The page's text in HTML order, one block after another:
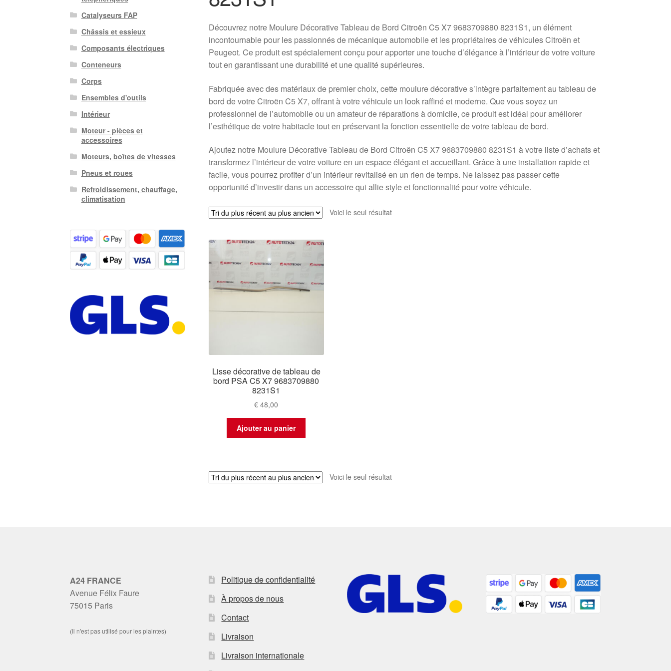
Découvrez notre Moulure Décorative Tableau de Bord Citroën C5 X7 9683709880 8231S1, un élément
incontournable pour les passionnés de mécanique automobile et les propriétaires de véhicules Citroën et
Peugeot. Ce produit est spécialement conçu pour apporter une touche d’élégance à l’intérieur de votre voiture
tout en garantissant une durabilité et une qualité supérieures.
Fabriquée avec des matériaux de premier choix, cette moulure décorative s’intègre parfaitement au tableau de
bord de votre Citroën C5 X7, offrant à votre véhicule un look raffiné et moderne. Que vous soyez un
professionnel de l’automobile ou un amateur de réparations à domicile, ce produit est idéal pour améliorer
l’esthétique de votre habitacle tout en préservant la fonction essentielle de votre tableau de bord.
Ajoutez notre Moulure Décorative Tableau de Bord Citroën C5 X7 9683709880 8231S1 à votre liste d’achats et
transformez l’intérieur de votre voiture en un espace élégant et accueillant. Grâce à une installation rapide et
facile, vous pourrez profiter d’un intérieur revitalisé en un rien de temps. Ne laissez pas passer cette
opportunité d’investir dans un accessoire qui allie style et fonctionnalité pour votre véhicule.
Voici le seul résultat
Lisse décorative de tableau de
bord PSA C5 X7 9683709880
8231S1
€ 48,00
Ajouter au panier
Voici le seul résultat
Catalyseurs FAP
Châssis et essieux
Composants électriques
Conteneurs
Corps
Ensembles d'outils
Intérieur
Moteur - pièces et
accessoires
Moteurs, boîtes de vitesses
Pneus et roues
Refroidissement, chauffage,
climatisation
A24 FRANCE
Avenue Félix Faure
75015 Paris
(Il n'est pas utilisé pour les plaintes)
Politique de confidentialité
À propos de nous
Contact
Livraison
Livraison internationale